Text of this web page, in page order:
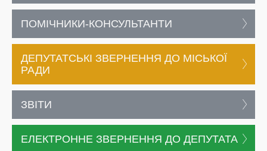
ПОМІЧНИКИ-КОНСУЛЬТАНТИ
ДЕПУТАТСЬКІ ЗВЕРНЕННЯ ДО МІСЬКОЇ
РАДИ
ЗВІТИ
ЕЛЕКТРОННЕ ЗВЕРНЕННЯ ДО ДЕПУТАТА